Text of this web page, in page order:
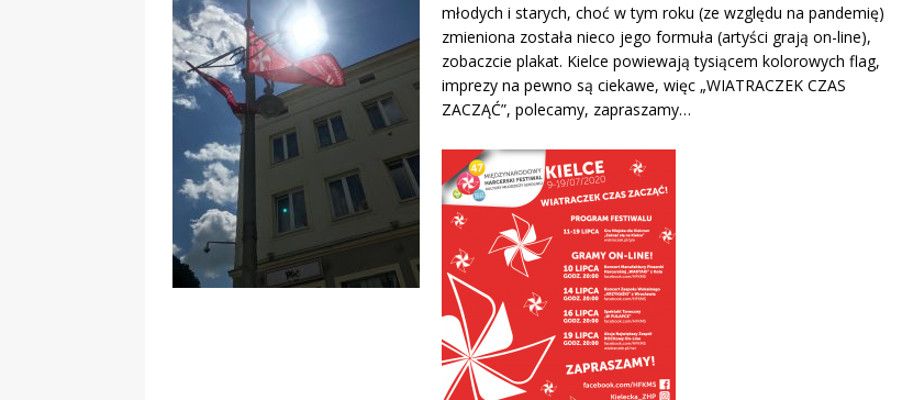
młodych i starych, choć w tym roku (ze względu na pandemię)
zmieniona została nieco jego formuła (artyści grają on-line),
zobaczcie plakat. Kielce powiewają tysiącem kolorowych flag,
imprezy na pewno są ciekawe, więc „WIATRACZEK CZAS
ZACZĄĆ”, polecamy, zapraszamy…